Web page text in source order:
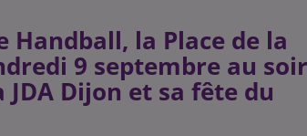
la Place de la
9 septembre au soir
Dijon et sa fête du